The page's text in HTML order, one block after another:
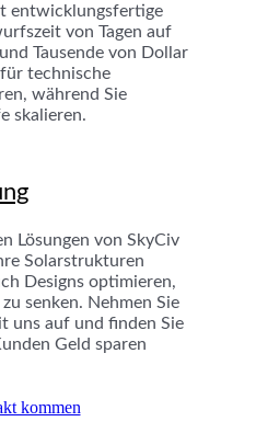
entwicklungsfertige
von Tagen auf
Tausende von Dollar
technische
während Sie
skalieren.
Lösungen von SkyCiv
Solarstrukturen
Designs optimieren,
senken. Nehmen Sie
uns auf und finden Sie
Geld sparen
kommen